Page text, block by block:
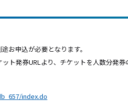
お申込が必要となります。
ト発券URLより、チケットを人数分発券
index.do